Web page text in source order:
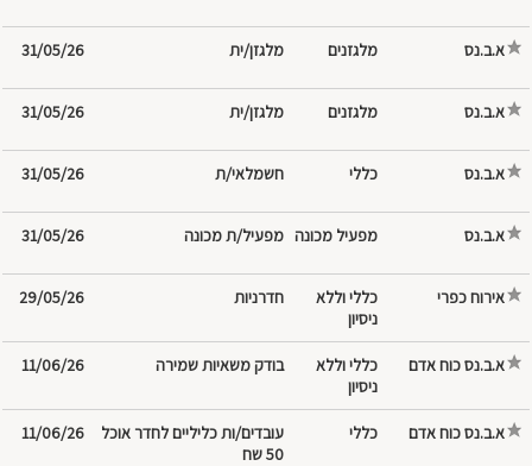
א.ב.נס מלגזנים מלגזן/ית 31/05/26
א.ב.נס מלגזנים מלגזן/ית 31/05/26
א.ב.נס חשמלאי/ת 31/05/26
א.ב.נס מפעיל/ת מכונה 31/05/26
אירוח כפרי
כללי וללא
ניסיון
חדרניות 29/05/26
א.ב.נס כוח אדם
כללי וללא
ניסיון
בודק משאיות שמירה 11/06/26
א.ב.נס כוח אדם
עובדים/ות כליליים לחדר אוכל
50 שח
11/06/26